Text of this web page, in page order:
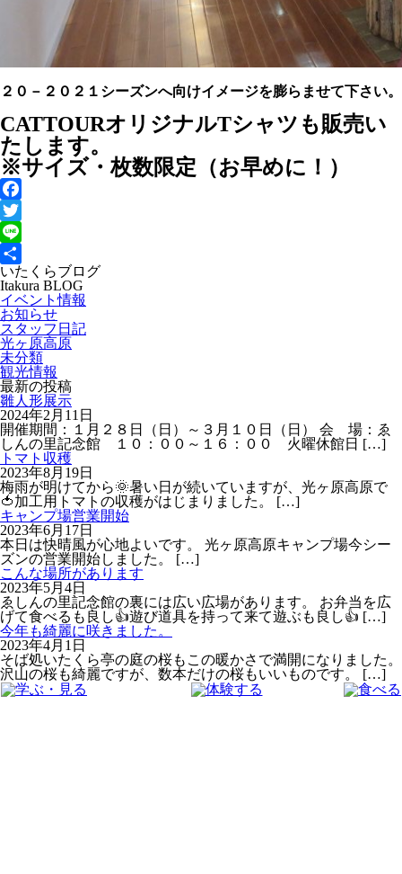
２０－２０２１シーズンへ向けイメージを膨らませて下さい。
CATTOURオリジナルTシャツも販売い
たします。
※サイズ・枚数限定（お早めに！）
Facebook
Twitter
Line
共
有
いたくらブログ
Itakura BLOG
イベント情報
お知らせ
スタッフ日記
光ヶ原高原
未分類
観光情報
最新の投稿
雛人形展示
2024年2月11日
開催期間：１月２８日（日）～３月１０日（日） 会 場：ゑ
しんの里記念館 １０：００～１６：００ 火曜休館日 […]
トマト収穫
2023年8月19日
梅雨が明けてから🌞暑い日が続いていますが、光ヶ原高原で
🍅加工用トマトの収穫がはじまりました。 […]
キャンプ場営業開始
2023年6月17日
本日は快晴風が心地よいです。 光ヶ原高原キャンプ場今シー
ズンの営業開始しました。 […]
こんな場所があります
2023年5月4日
ゑしんの里記念館の裏には広い広場があります。 お弁当を広
げて食べるも良し👍遊び道具を持って来て遊ぶも良し👍 […]
今年も綺麗に咲きました。
2023年4月1日
そば処いたくら亭の庭の桜もこの暖かさで満開になりました。
沢山の桜も綺麗ですが、数本だけの桜もいいものです。
[…]